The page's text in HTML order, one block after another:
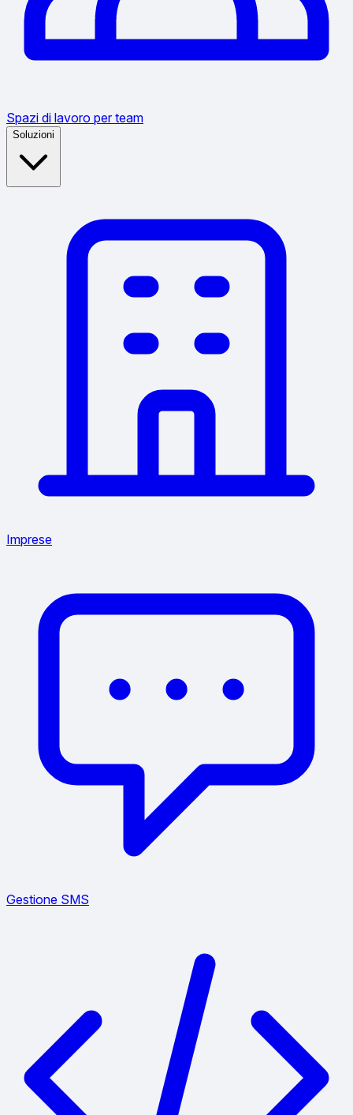
Spazi di lavoro per team
Soluzioni
Imprese
Gestione SMS